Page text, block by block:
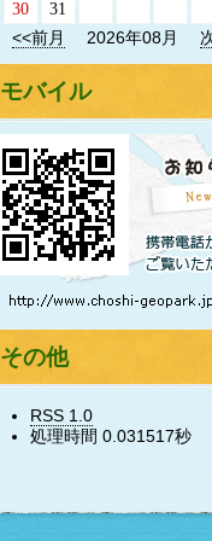
30
31
<<前月
2026年08月
モバイル
その他
RSS 1.0
処理時間 0.031517秒